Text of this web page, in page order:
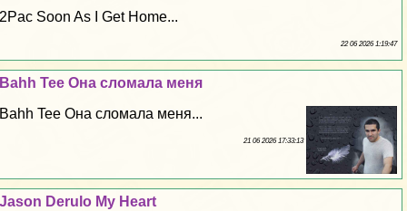
2Pac Soon As I Get Home...
22 06 2026 1:19:47
Bahh Tee Она сломала меня
Bahh Tee Она сломала меня...
21 06 2026 17:33:13
Jason Derulo My Heart